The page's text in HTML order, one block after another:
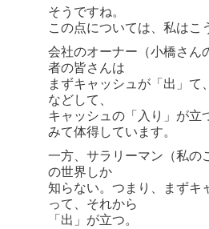
そうですね。
この点については、私はこ
会社のオーナー（小橋さん
者の皆さんは
まずキャッシュが「出」て
などして、
キャッシュの「入り」が立
みて体得しています。
一方、サラリーマン（私の
の世界しか
知らない。つまり、まずキ
って、それから
「出」が立つ。